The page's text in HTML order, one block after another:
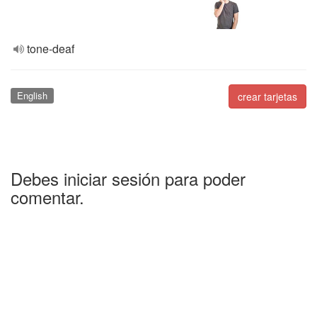
tone-deaf
crear tarjetas
English
Debes iniciar sesión para poder
comentar.